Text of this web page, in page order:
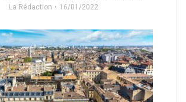
La Rédaction 16/01/2022